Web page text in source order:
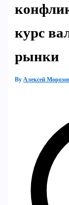
курс
рынки
ByАлексей